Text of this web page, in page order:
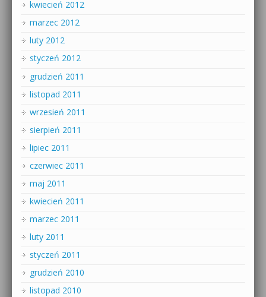
kwiecień 2012
marzec 2012
luty 2012
styczeń 2012
grudzień 2011
listopad 2011
wrzesień 2011
sierpień 2011
lipiec 2011
czerwiec 2011
maj 2011
kwiecień 2011
marzec 2011
luty 2011
styczeń 2011
grudzień 2010
listopad 2010